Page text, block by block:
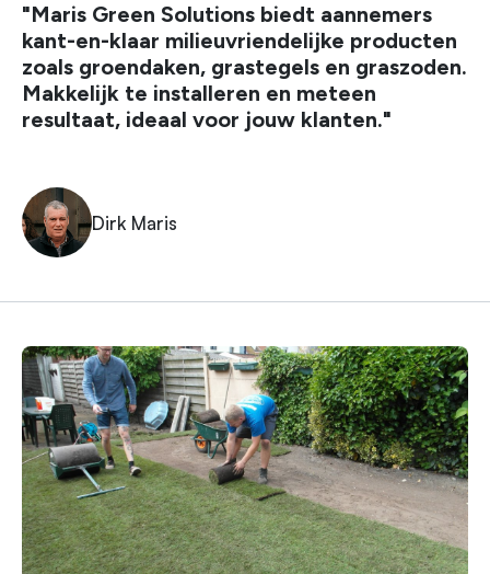
"Maris Green Solutions biedt aannemers
kant-en-klaar milieuvriendelijke producten
zoals groendaken, grastegels en graszoden.
Makkelijk te installeren en meteen
resultaat, ideaal voor jouw klanten."
Dirk Maris